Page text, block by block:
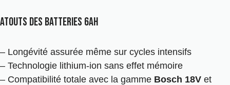
Atouts des batteries 6ah
– Longévité assurée même sur cycles intensifs
– Technologie lithium-ion sans effet mémoire
– Compatibilité totale avec la gamme Bosch 18V et